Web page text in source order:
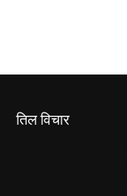
तिल विचार